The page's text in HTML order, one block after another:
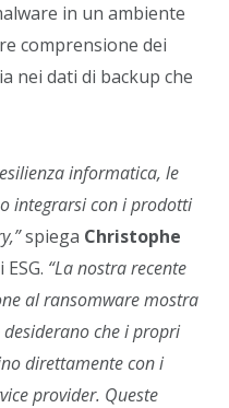
in un ambiente
comprensione dei
nei dati di backup che
informatica, le
integrarsi con i prodotti
spiega Christophe
“La nostra recente
al ransomware mostra
che i propri
direttamente con i
provider. Queste